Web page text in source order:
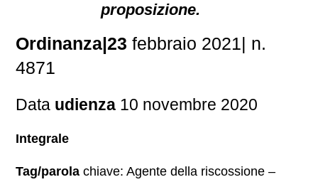
proposizione.
Ordinanza|23 febbraio 2021| n.
4871
Data udienza 10 novembre 2020
Integrale
Tag/parola chiave: Agente della riscossione –